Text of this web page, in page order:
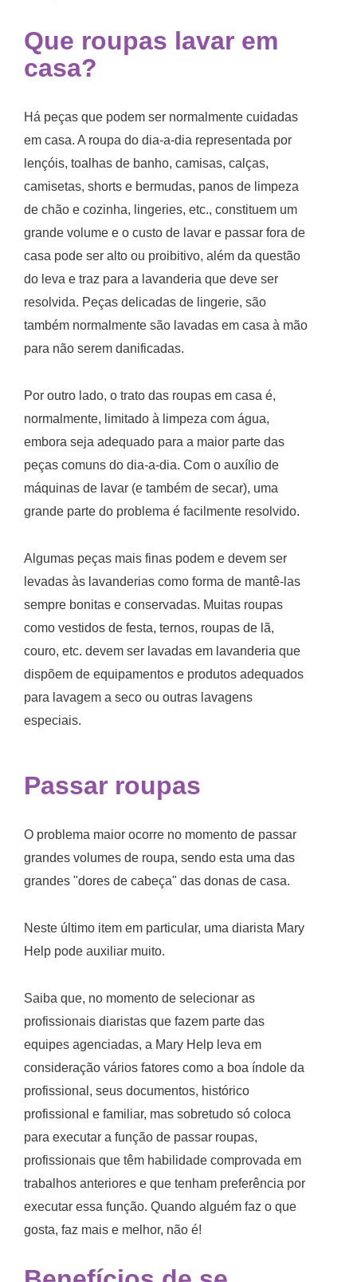
Que roupas lavar em
casa?
Há peças que podem ser normalmente cuidadas
em casa. A roupa do dia-a-dia representada por
lençóis, toalhas de banho, camisas, calças,
camisetas, shorts e bermudas, panos de limpeza
de chão e cozinha, lingeries, etc., constituem um
grande volume e o custo de lavar e passar fora de
casa pode ser alto ou proibitivo, além da questão
do leva e traz para a lavanderia que deve ser
resolvida. Peças delicadas de lingerie, são
também normalmente são lavadas em casa à mão
para não serem danificadas.
Por outro lado, o trato das roupas em casa é,
normalmente, limitado à limpeza com água,
embora seja adequado para a maior parte das
peças comuns do dia-a-dia. Com o auxílio de
máquinas de lavar (e também de secar), uma
grande parte do problema é facilmente resolvido.
Algumas peças mais finas podem e devem ser
levadas às lavanderias como forma de mantê-las
sempre bonitas e conservadas. Muitas roupas
como vestidos de festa, ternos, roupas de lã,
couro, etc. devem ser lavadas em lavanderia que
dispõem de equipamentos e produtos adequados
para lavagem a seco ou outras lavagens
especiais.
Passar roupas
O problema maior ocorre no momento de passar
grandes volumes de roupa, sendo esta uma das
grandes "dores de cabeça" das donas de casa.
Neste último item em particular, uma diarista Mary
Help pode auxiliar muito.
Saiba que, no momento de selecionar as
profissionais diaristas que fazem parte das
equipes agenciadas, a Mary Help leva em
consideração vários fatores como a boa índole da
profissional, seus documentos, histórico
profissional e familiar, mas sobretudo só coloca
para executar a função de passar roupas,
profissionais que têm habilidade comprovada em
trabalhos anteriores e que tenham preferência por
executar essa função. Quando alguém faz o que
gosta, faz mais e melhor, não é!